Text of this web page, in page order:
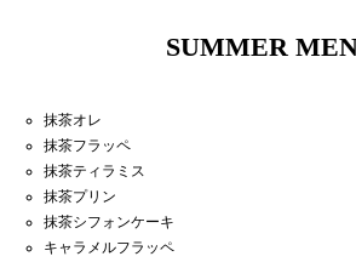
SUMMER
抹茶オレ
抹茶フラッペ
抹茶ティラミス
抹茶プリン
抹茶シフォンケーキ
キャラメルフラッペ